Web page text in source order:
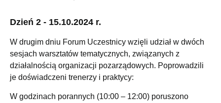
Dzień 2 - 15.10.2024 r.
W drugim dniu Forum Uczestnicy wzięli udział w dwóch
sesjach warsztatów tematycznych, związanych z
działalnością organizacji pozarządowych. Poprowadzili
je doświadczeni trenerzy i praktycy:
W godzinach porannych (10:00 – 12:00) poruszono